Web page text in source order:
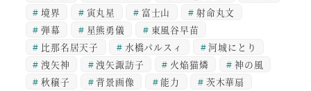
境界
寅丸星 富士山
射命丸文
弾幕
星熊勇儀
東風谷早苗
比那名居天子
水橋パルスィ
河城にとり
洩矢神
洩矢諏訪子 火焔猫燐
神の風
秋穣子
背景画像 能力
茨木華扇